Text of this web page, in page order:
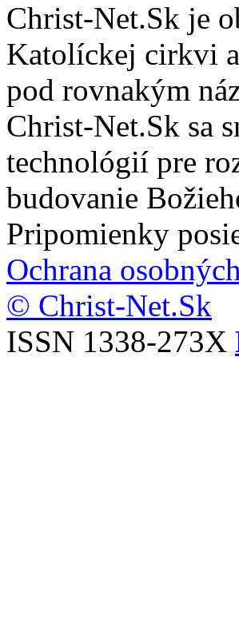
Christ-Net.Sk je
Katolíckej cirkvi
pod rovnakým
Christ-Net.Sk sa
technológií pre
budovanie
Pripomienky
Ochrana
© Christ-Net.Sk
ISSN 1338-273X